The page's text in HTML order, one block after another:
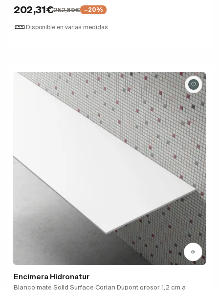
202,31€252,89€ −20%
Disponible en varias medidas
Encimera Hidronatur
Blanco mate Solid Surface Corian Dupont grosor 1,2 cm a